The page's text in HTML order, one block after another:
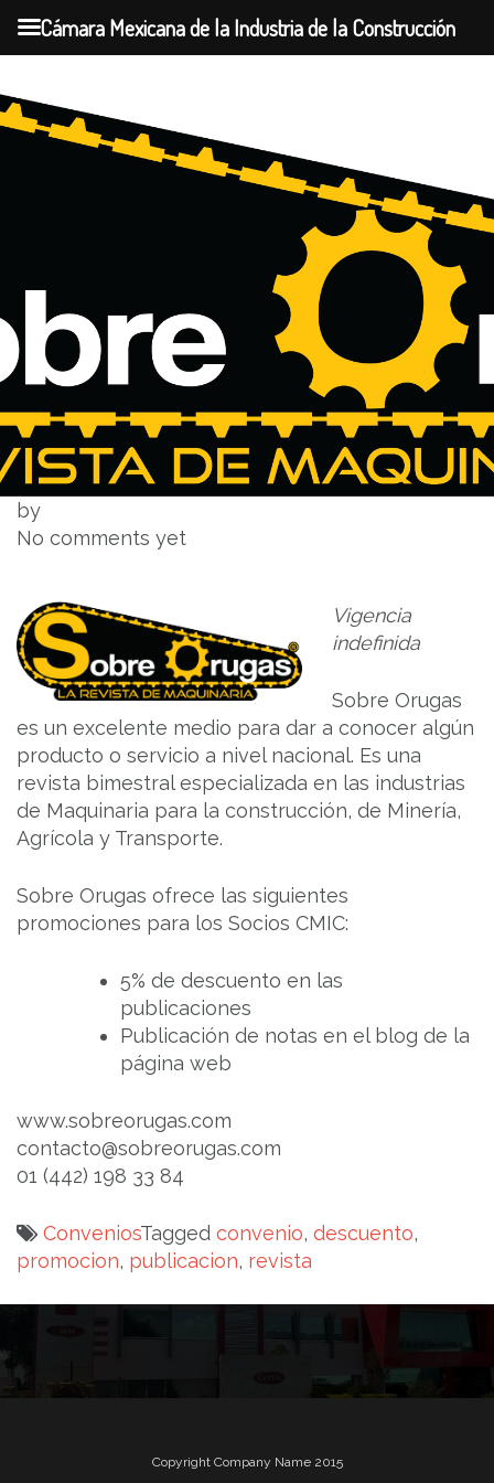
to
content
by
No comments yet
Vigencia
indefinida
Sobre Orugas
es un excelente medio para dar a conocer algún
producto o servicio a nivel nacional. Es una
revista bimestral especializada en las industrias
de Maquinaria para la construcción, de Minería,
Agrícola y Transporte.
Sobre Orugas ofrece las siguientes
promociones para los Socios CMIC:
5% de descuento en las
publicaciones
Publicación de notas en el blog de la
página web
www.sobreorugas.com
contacto@sobreorugas.com
01 (442) 198 33 84
ConveniosTagged convenio, descuento,
promocion, publicacion, revista
entradas
Copyright Company Name 2015
Cámara Mexicana de la Industria de la Construcción